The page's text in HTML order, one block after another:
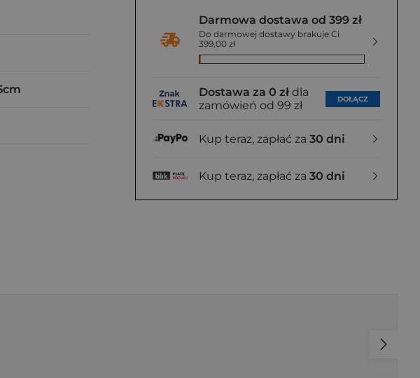
Darmowa dostawa od 399 zł
Do darmowej dostawy brakuje Ci
399,00 zł
Dostawa za 0 zł dla
zamówień od 99 zł
DOŁĄCZ
Kup teraz, zapłać za 30 dni
Kup teraz, zapłać za 30 dni